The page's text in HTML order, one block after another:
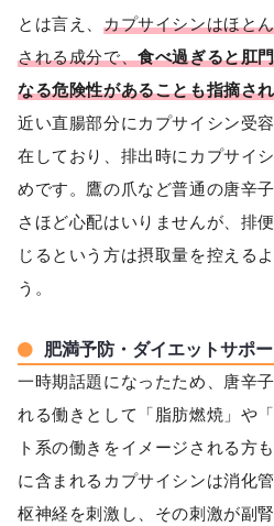
とは言え、カプサイシンはほと
される成分で、食べ過ぎると肛
なる危険性があることも指摘さ
近い直腸部分にカプサイシン受
在しており、排出時にカプサイ
めです。鷹の爪など普通の唐辛
さほど心配はいりませんが、排
じるという方は摂取量を控える
う。
肥満予防・ダイエットサポ
一時期話題になったため、唐辛
れる働きとして「脂肪燃焼」や
ト系の働きをイメージされる方
に含まれるカプサイシンは消化
枢神経を刺激し、その刺激が副